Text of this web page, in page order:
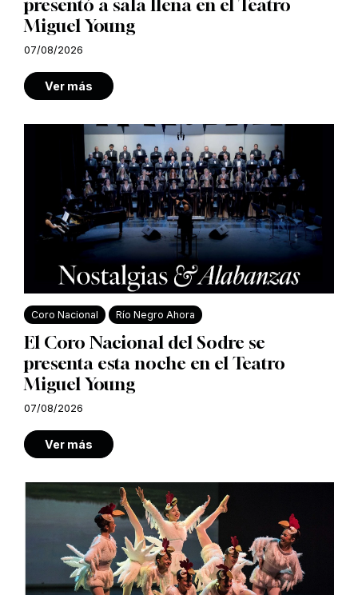
presentó a sala llena en el Teatro
Miguel Young
07/08/2026
Ver más
Coro Nacional Río Negro Ahora
El Coro Nacional del Sodre se
presenta esta noche en el Teatro
Miguel Young
07/08/2026
Ver más